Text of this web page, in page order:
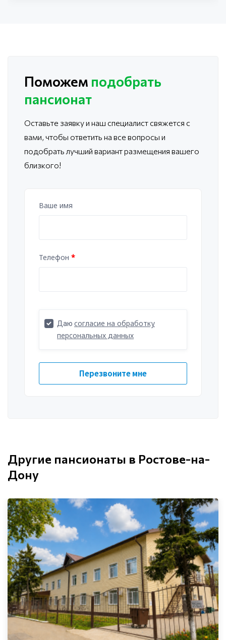
Поможем подобрать
пансионат
Оставьте заявку и наш специалист свяжется с
вами, чтобы ответить на все вопросы и
подобрать лучший вариант размещения вашего
близкого!
Другие пансионаты в Ростове-на-
Дону